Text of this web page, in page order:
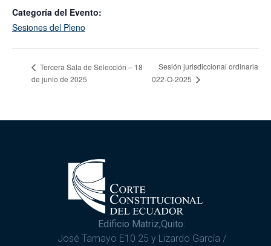
Categoría del Evento:
Sesiones del Pleno
Tercera Sala de Selección – 18
de junio de 2025
Sesión jurisdiccional ordinaria
022-O-2025
Edificio Matriz,Quito:
José Tamayo E10 25 y Lizardo García /